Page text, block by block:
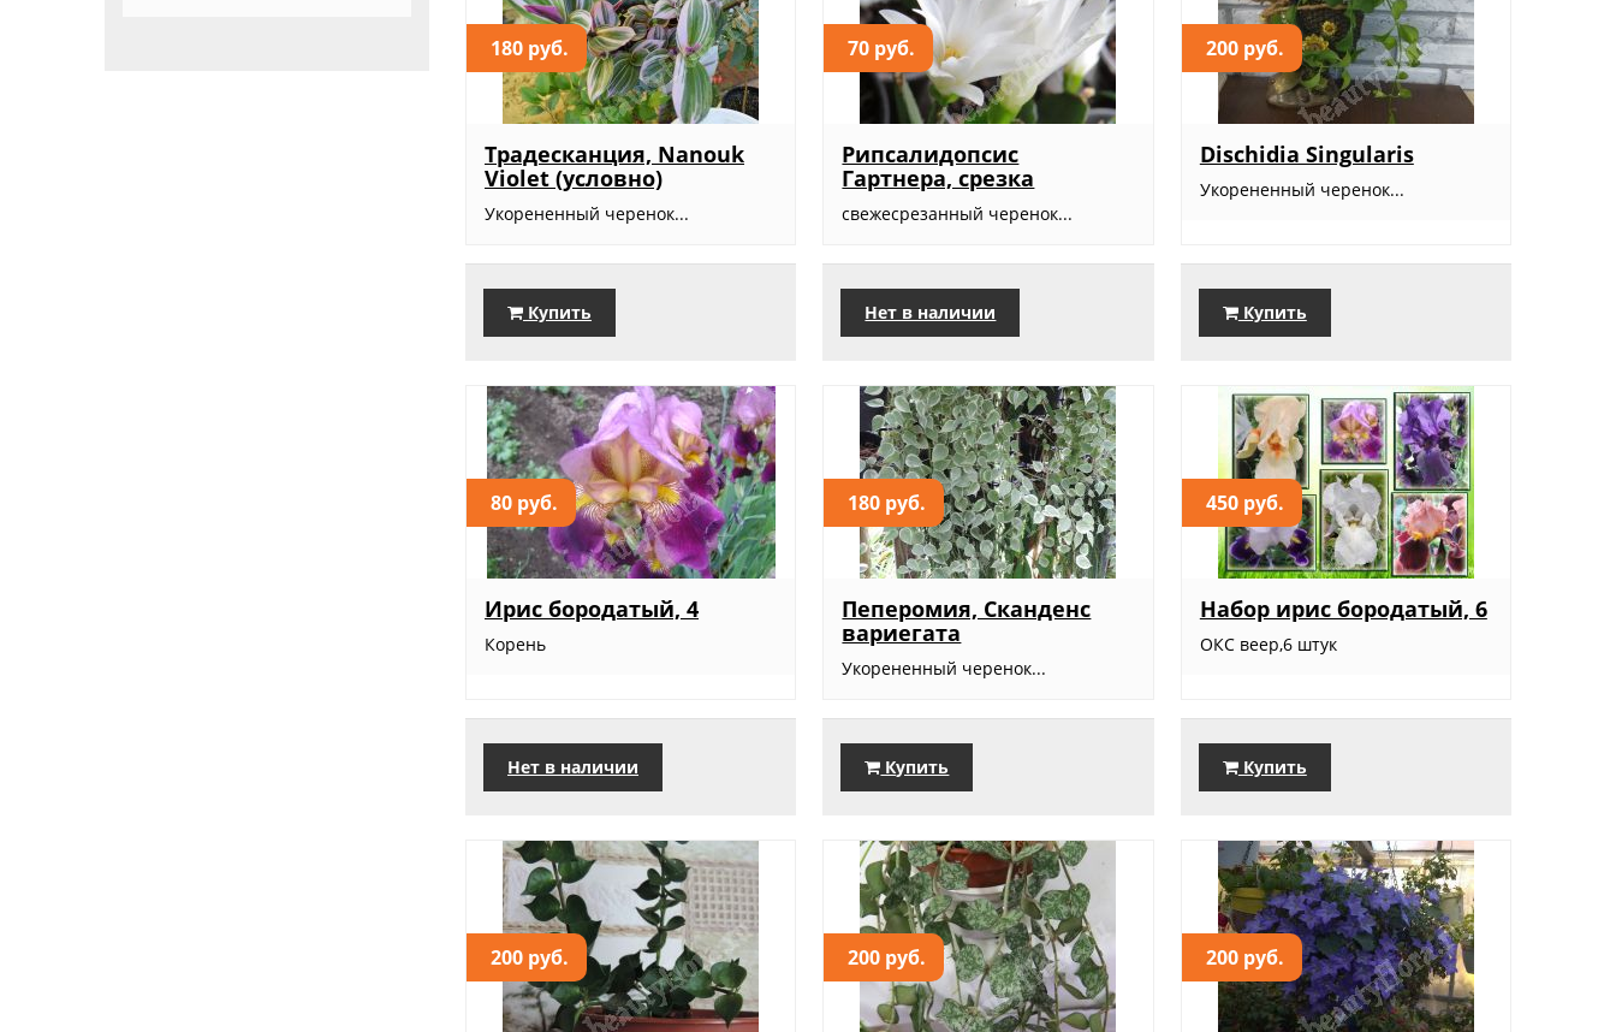
180 руб.
Традесканция, Nanouk
Violet (условно)
Укорененный черенок...
Купить
70 руб.
Рипсалидопсис
Гартнера, срезка
свежесрезанный черенок...
Нет в наличии
200 руб.
Dischidia Singularis
Укорененный черенок...
Купить
80 руб.
Ирис бородатый, 4
Корень
Нет в наличии
180 руб.
Пеперомия, Сканденс
вариегата
Укорененный черенок...
Купить
450 руб.
Набор ирис бородатый, 6
ОКС веер,6 штук
Купить
200 руб. 200 руб. 200 руб.